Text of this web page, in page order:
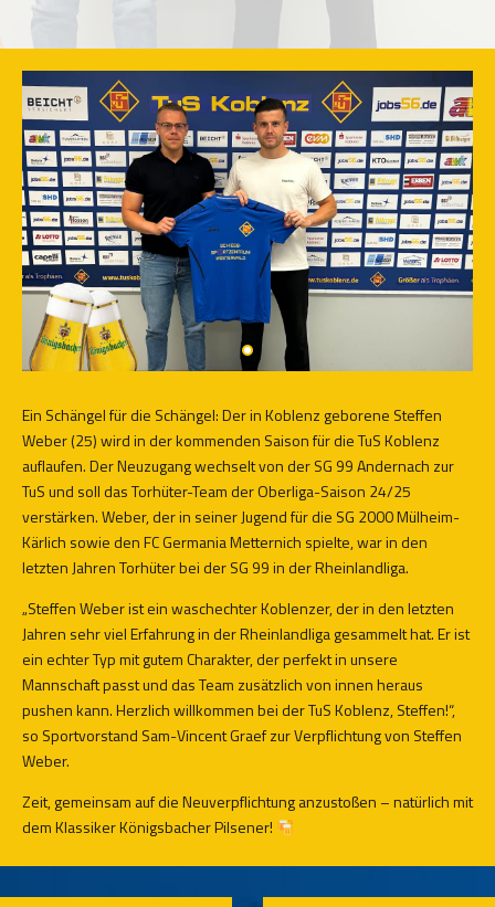
Ein Schängel für die Schängel: Der in Koblenz geborene Steffen
Weber (25) wird in der kommenden Saison für die TuS Koblenz
auflaufen. Der Neuzugang wechselt von der SG 99 Andernach zur
TuS und soll das Torhüter-Team der Oberliga-Saison 24/25
verstärken. Weber, der in seiner Jugend für die SG 2000 Mülheim-
Kärlich sowie den FC Germania Metternich spielte, war in den
letzten Jahren Torhüter bei der SG 99 in der Rheinlandliga.
„Steffen Weber ist ein waschechter Koblenzer, der in den letzten
Jahren sehr viel Erfahrung in der Rheinlandliga gesammelt hat. Er ist
ein echter Typ mit gutem Charakter, der perfekt in unsere
Mannschaft passt und das Team zusätzlich von innen heraus
pushen kann. Herzlich willkommen bei der TuS Koblenz, Steffen!“,
so Sportvorstand Sam-Vincent Graef zur Verpflichtung von Steffen
Weber.
Zeit, gemeinsam auf die Neuverpflichtung anzustoßen – natürlich mit
dem Klassiker Königsbacher Pilsener!